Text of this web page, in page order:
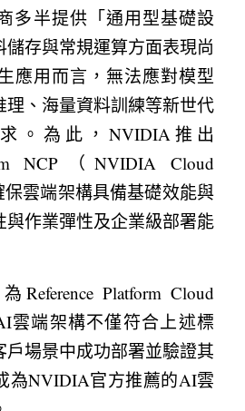
多半提供「通用型基礎設
存與常規運算方面表現尚
應用而言，無法應對模型
理、海量資料訓練等新世代
。為此，NVIDIA推出
NCP（NVIDIA Cloud
保雲端架構具備基礎效能與
與作業彈性及企業級部署能
Reference Platform Cloud
雲端架構不僅符合上述標
戶場景中成功部署並驗證其
為NVIDIA官方推薦的AI雲